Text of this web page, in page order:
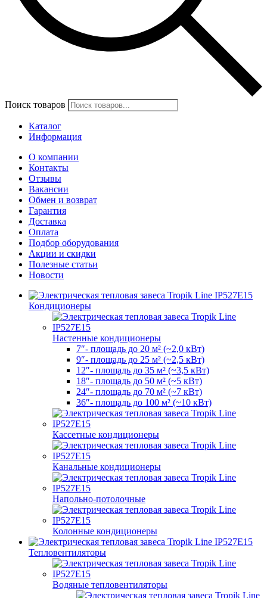
Поиск товаров
Каталог
Информация
О компании
Контакты
Отзывы
Вакансии
Обмен и возврат
Гарантия
Доставка
Оплата
Подбор оборудования
Акции и скидки
Полезные статьи
Новости
Кондиционеры
Настенные кондиционеры
7″- площадь до 20 м² (~2,0 кВт)
9″- площадь до 25 м² (~2,5 кВт)
12″- площадь до 35 м² (~3,5 кВт)
18″- площадь до 50 м² (~5 кВт)
24″- площадь до 70 м² (~7 кВт)
36″- площадь до 100 м² (~10 кВт)
Кассетные кондиционеры
Канальные кондиционеры
Напольно-потолочные
Колонные кондиционеры
Тепловентиляторы
Водяные тепловентиляторы